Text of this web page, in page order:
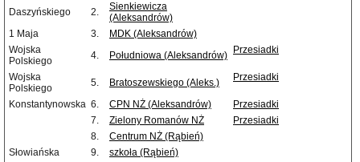
Daszyńskiego 2.
Sienkiewicza
(Aleksandrów)
1 Maja
3.
MDK (Aleksandrów)
Wojska
Polskiego
4. Południowa (Aleksandrów) Przesiadki
Wojska
Polskiego
5. Bratoszewskiego (Aleks.) Przesiadki
Konstantynowska 6. CPN NŻ (Aleksandrów)
Przesiadki
7.
Zielony Romanów NŻ
Przesiadki
8.
Centrum NŻ (Rąbień)
Słowiańska
9.
szkoła (Rąbień)